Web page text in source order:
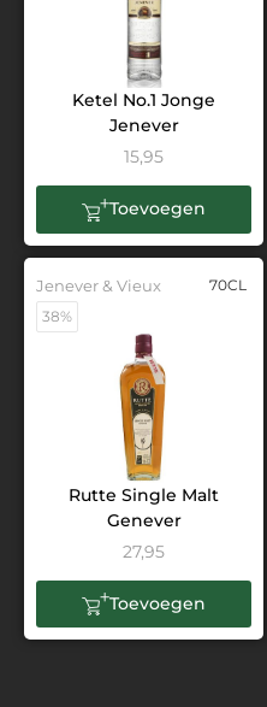
Ketel No.1 Jonge
Jenever
15,95
Toevoegen
Jenever & Vieux
70CL
38%
Rutte Single Malt
Genever
27,95
Toevoegen